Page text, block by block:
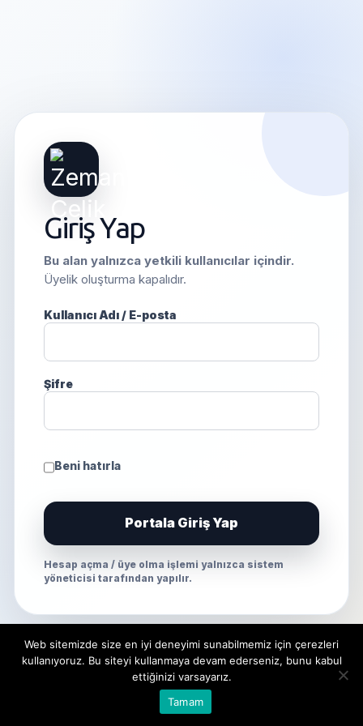
Giriş Yap
Bu alan yalnızca yetkili kullanıcılar içindir.
Üyelik oluşturma kapalıdır.
Kullanıcı Adı / E-posta
Şifre
Beni hatırla
Portala Giriş Yap
Hesap açma / üye olma işlemi yalnızca sistem
yöneticisi tarafından yapılır.
Web sitemizde size en iyi deneyimi sunabilmemiz için çerezleri
kullanıyoruz. Bu siteyi kullanmaya devam ederseniz, bunu kabul
ettiğinizi varsayarız.
Tamam